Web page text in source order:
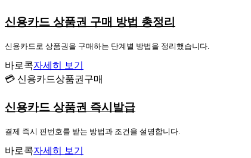
신용카드 상품권 구매 방법 총정리
신용카드로 상품권을 구매하는 단계별 방법을 정리했습니다.
바로콕자세히 보기
💳 신용카드상품권구매
신용카드 상품권 즉시발급
결제 즉시 핀번호를 받는 방법과 조건을 설명합니다.
바로콕자세히 보기